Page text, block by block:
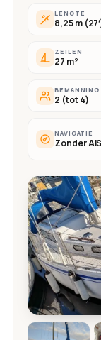
LENGTE
8,25 m
ZEILEN
27 m²
BEMANNING
2 (tot 4)
NAVIGATIE
Zonder